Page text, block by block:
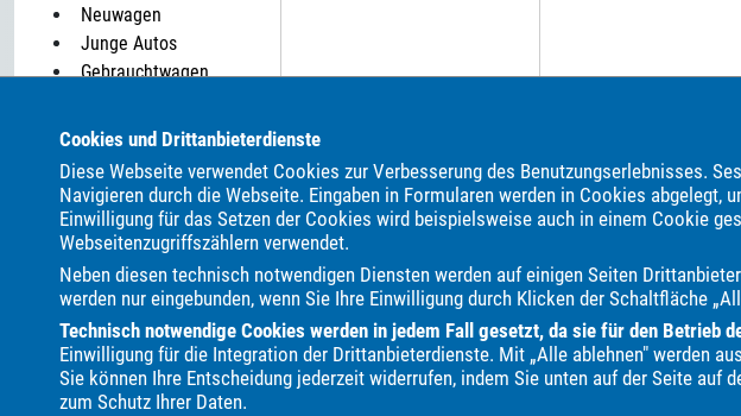
Cookies und Drittanbieterdienste
Diese Webseite verwendet Cookies zur Verbesserung des Benutzungserlebnisses.
Navigieren durch die Webseite. Eingaben in Formularen werden in Cookies
Einwilligung für das Setzen der Cookies wird beispielsweise auch in einem Cookie
Webseitenzugriffszählern verwendet.
Neben diesen technisch notwendigen Diensten werden auf einigen Seiten
werden nur eingebunden, wenn Sie Ihre Einwilligung durch Klicken der Schaltfläche
Technisch notwendige Cookies werden in jedem Fall gesetzt, da sie für den Betrieb
Einwilligung für die Integration der Drittanbieterdienste. Mit „Alle ablehnen" werden
Sie können Ihre Entscheidung jederzeit widerrufen, indem Sie unten auf der Seite auf
zum Schutz Ihrer Daten.
Neuwagen
Junge Autos
Gebrauchtwagen
Parkplatz: 0
ALLE MARKEN BEI UNS IM AUTOHANDEL:
Als Autohändler bieten wir Ihnen in unserem Automarkt Gebrauchtwagen,
ALPINA Abarth Aixam Alfa Romeo Audi BMW Bentley Borgward
Dacia
Dodge Etrusco Fiat Ford GWM Genesis Honda Hyundai
MINI
Malibu Maserati Maxus Mazda Mercedes-Benz Mitsubishi
Smart
Ssangyong Subaru Suzuki Tesla Toyota Volkswagen Volvo